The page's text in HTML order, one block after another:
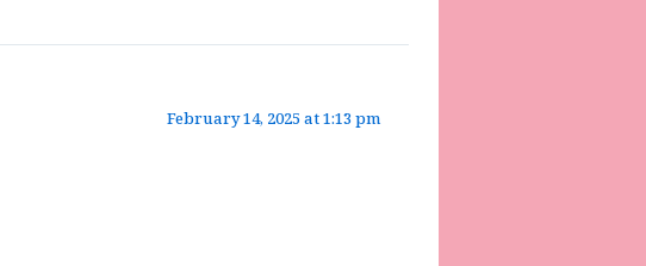
February 14, 2025 at 1:13 pm